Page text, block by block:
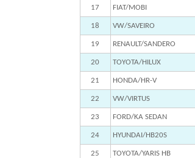
17 FIAT/MOBI
18 VW/SAVEIRO
19 RENAULT/SANDERO
20 TOYOTA/HILUX
21 HONDA/HR-V
22 VW/VIRTUS
23 FORD/KA SEDAN
24 HYUNDAI/HB20S
25 TOYOTA/YARIS HB